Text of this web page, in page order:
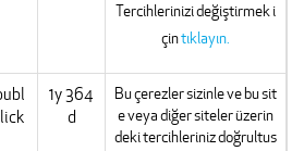
Tercihlerinizi değiştirmek i
çintıklayın.
1y 364
d
Bu çerezler sizinle ve bu sit
e veya diğer siteler üzerin
deki tercihleriniz doğrultus